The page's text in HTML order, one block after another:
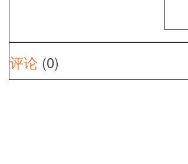
评论 (0)